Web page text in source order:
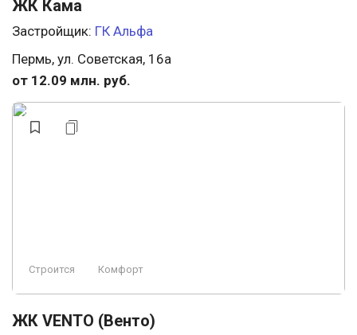
ЖК Кама
Застройщик: ГК Альфа
Пермь, ул. Советская, 16а
от 12.09 млн. руб.
Строится Комфорт
ЖК VENTO (Венто)